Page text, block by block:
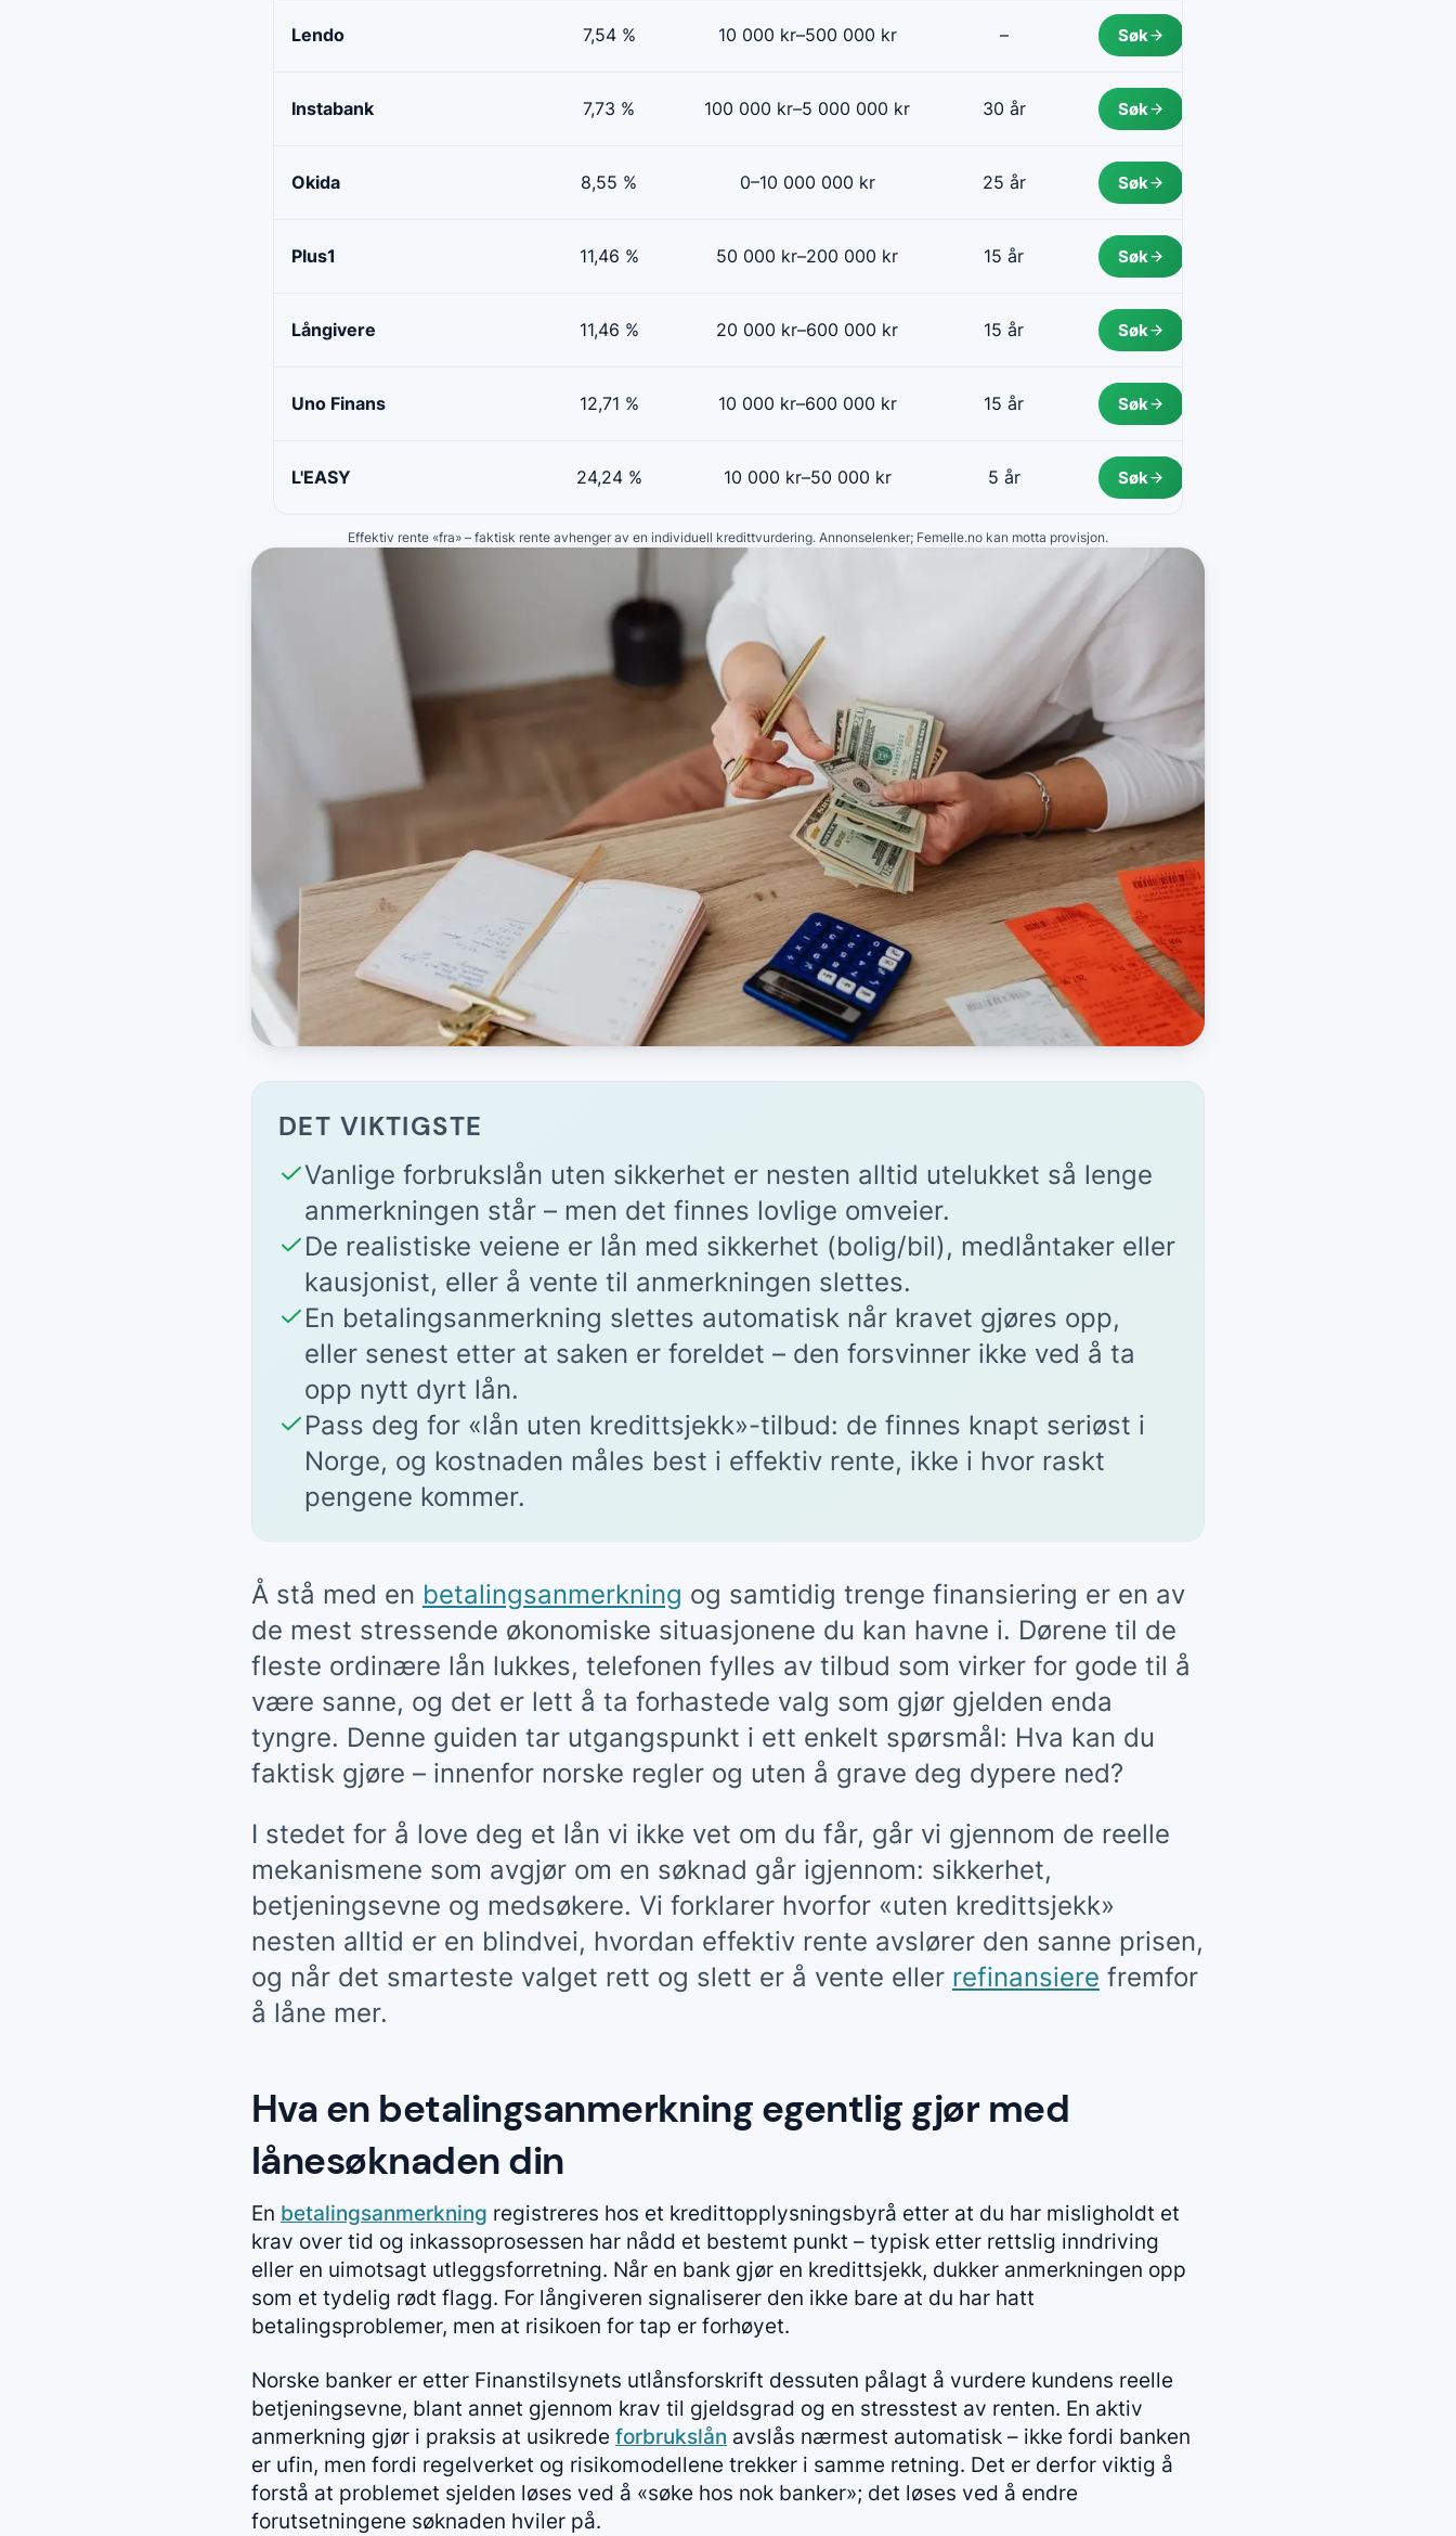
Lendo 7,54 % 10 000 kr–500 000 kr – Søk
Instabank 7,73 % 100 000 kr–5 000 000 kr 30 år Søk
Okida 8,55 % 0–10 000 000 kr 25 år Søk
Plus1 11,46 % 50 000 kr–200 000 kr 15 år Søk
Långivere 11,46 % 20 000 kr–600 000 kr 15 år Søk
Uno Finans 12,71 % 10 000 kr–600 000 kr 15 år Søk
L'EASY 24,24 % 10 000 kr–50 000 kr 5 år Søk
Effektiv rente «fra» – faktisk rente avhenger av en individuell kredittvurdering. Annonselenker; Femelle.no kan motta provisjon.
DET VIKTIGSTE
Vanlige forbrukslån uten sikkerhet er nesten alltid utelukket så lenge
anmerkningen står – men det finnes lovlige omveier.
De realistiske veiene er lån med sikkerhet (bolig/bil), medlåntaker eller
kausjonist, eller å vente til anmerkningen slettes.
En betalingsanmerkning slettes automatisk når kravet gjøres opp,
eller senest etter at saken er foreldet – den forsvinner ikke ved å ta
opp nytt dyrt lån.
Pass deg for «lån uten kredittsjekk»-tilbud: de finnes knapt seriøst i
Norge, og kostnaden måles best i effektiv rente, ikke i hvor raskt
pengene kommer.
Å stå med en betalingsanmerkning og samtidig trenge finansiering er en av
de mest stressende økonomiske situasjonene du kan havne i. Dørene til de
fleste ordinære lån lukkes, telefonen fylles av tilbud som virker for gode til å
være sanne, og det er lett å ta forhastede valg som gjør gjelden enda
tyngre. Denne guiden tar utgangspunkt i ett enkelt spørsmål: Hva kan du
faktisk gjøre – innenfor norske regler og uten å grave deg dypere ned?
I stedet for å love deg et lån vi ikke vet om du får, går vi gjennom de reelle
mekanismene som avgjør om en søknad går igjennom: sikkerhet,
betjeningsevne og medsøkere. Vi forklarer hvorfor «uten kredittsjekk»
nesten alltid er en blindvei, hvordan effektiv rente avslører den sanne prisen,
og når det smarteste valget rett og slett er å vente eller refinansiere fremfor
å låne mer.
Hva en betalingsanmerkning egentlig gjør med
lånesøknaden din
En betalingsanmerkning registreres hos et kredittopplysningsbyrå etter at du har misligholdt et
krav over tid og inkassoprosessen har nådd et bestemt punkt – typisk etter rettslig inndriving
eller en uimotsagt utleggsforretning. Når en bank gjør en kredittsjekk, dukker anmerkningen opp
som et tydelig rødt flagg. For långiveren signaliserer den ikke bare at du har hatt
betalingsproblemer, men at risikoen for tap er forhøyet.
Norske banker er etter Finanstilsynets utlånsforskrift dessuten pålagt å vurdere kundens reelle
betjeningsevne, blant annet gjennom krav til gjeldsgrad og en stresstest av renten. En aktiv
anmerkning gjør i praksis at usikrede forbrukslån avslås nærmest automatisk – ikke fordi banken
er ufin, men fordi regelverket og risikomodellene trekker i samme retning. Det er derfor viktig å
forstå at problemet sjelden løses ved å «søke hos nok banker»; det løses ved å endre
forutsetningene søknaden hviler på.